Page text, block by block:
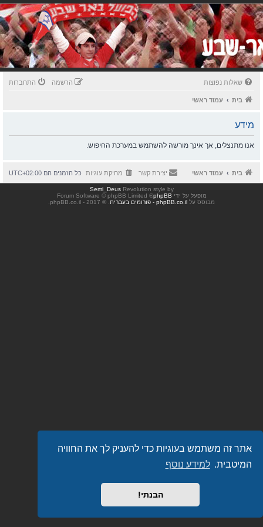
אתר זה משתמש בעוגיות כדי להעניק לך את החוויה
המיטבית. למידע נוסף
הבנתי!
שאלות נפוצות התחברות הרשמה
בית עמוד ראשי
מידע
אנו מתנצלים, אך אינך מורשה להשתמש במערכת החיפוש.
בית עמוד ראשי כל הזמנים הם UTC+02:00 מחיקת עוגיות יצירת קשר
Revolution style by
Semi_Deus
מופעל על ידי phpBB
® Forum Software © phpBB Limited
מבוסס על phpBB.co.il - פורומים בעברית . © 2017 - phpBB.co.il.